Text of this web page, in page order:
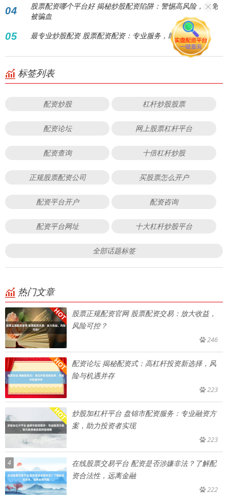
04
股票配资哪个平台好 揭秘炒股配资陷阱：警惕高风险，避免
被骗血
05 最专业炒股配资 股票配资配资：专业服务，助您增值。
标签列表
配资炒股 杠杆炒股股票
配资论坛 网上股票杠杆平台
配资查询 十倍杠杆炒股
正规股票配资公司 买股票怎么开户
配资平台开户 配资咨询
配资平台网址 十大杠杆炒股平台
全部话题标签
热门文章
股票正规配资官网 股票配资交易：放大收益，
风险可控？
246
配资论坛 揭秘配资式：高杠杆投资新选择，风
险与机遇并存
223
炒股加杠杆平台 盘锦市配资服务：专业融资方
案，助力投资者实现
223
4
在线股票交易平台 配资是否涉嫌非法？了解配
资合法性，远离金融
222